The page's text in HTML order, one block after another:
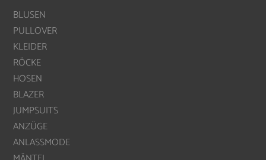
BLUSEN
PULLOVER
KLEIDER
RÖCKE
HOSEN
BLAZER
JUMPSUITS
ANZÜGE
ANLASSMODE